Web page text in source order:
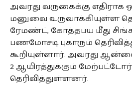
அவரது வருகைக்கு
மனுவை உருவாக்கியுள்ள
ரேமண்ட், கோத்தபய மீது
பணமோசடி புகாரும்
கூறியுள்ளார். அவரது
2 ஆயிரத்துக்கும்
தெரிவித்துள்ளனர்.